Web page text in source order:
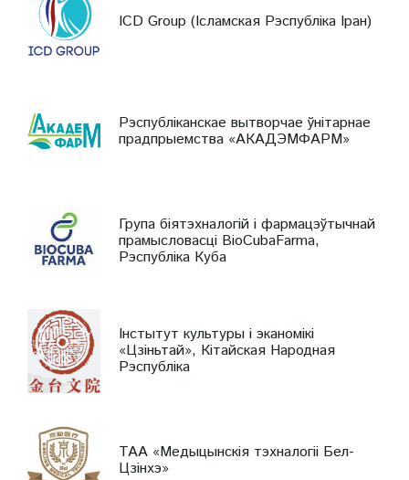
ICD Group (Ісламская Рэспубліка Іран)
Рэспубліканскае вытворчае ўнітарнае
прадпрыемства «АКАДЭМФАРМ»
Група біятэхналогій і фармацэўтычнай
прамысловасці BioCubaFarma,
Рэспубліка Куба
Інстытут культуры і эканомікі
«Цзіньтай», Кітайская Народная
Рэспубліка
ТАА «Медыцынскія тэхналогіі Бел-
Цзінхэ»